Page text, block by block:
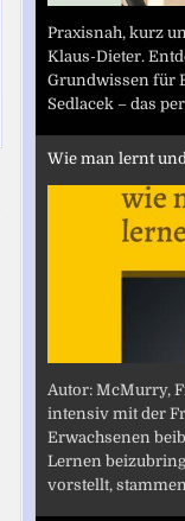
Praxisnah, kurz
Klaus-Dieter.
Grundwissen für
Sedlacek – das
Wie man lernt
Autor: McMurry,
intensiv mit der
Erwachsenen
Lernen
vorstellt,